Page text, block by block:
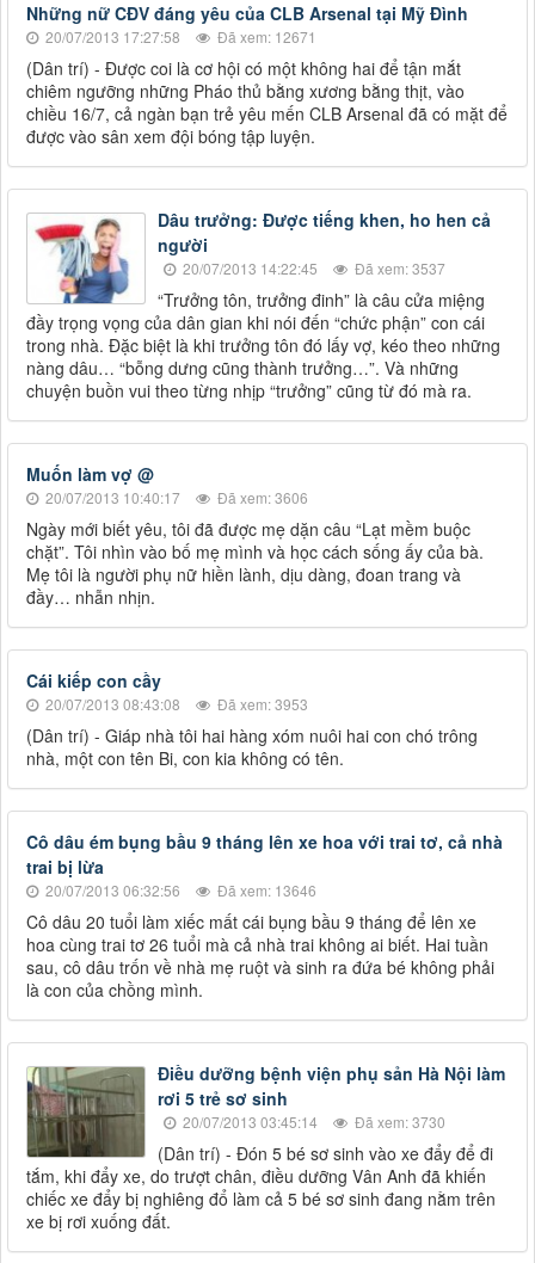
Những nữ CĐV đáng yêu của CLB Arsenal tại Mỹ Đình
20/07/2013 17:27:58 Đã xem: 12671
(Dân trí) - Được coi là cơ hội có một không hai để tận mắt
chiêm ngưỡng những Pháo thủ bằng xương bằng thịt, vào
chiều 16/7, cả ngàn bạn trẻ yêu mến CLB Arsenal đã có mặt để
được vào sân xem đội bóng tập luyện.
Dâu trưởng: Được tiếng khen, ho hen cả
người
20/07/2013 14:22:45 Đã xem: 3537
“Trưởng tôn, trưởng đinh” là câu cửa miệng
đầy trọng vọng của dân gian khi nói đến “chức phận” con cái
trong nhà. Đặc biệt là khi trưởng tôn đó lấy vợ, kéo theo những
nàng dâu… “bỗng dưng cũng thành trưởng…”. Và những
chuyện buồn vui theo từng nhịp “trưởng” cũng từ đó mà ra.
Muốn làm vợ @
20/07/2013 10:40:17 Đã xem: 3606
Ngày mới biết yêu, tôi đã được mẹ dặn câu “Lạt mềm buộc
chặt”. Tôi nhìn vào bố mẹ mình và học cách sống ấy của bà.
Mẹ tôi là người phụ nữ hiền lành, dịu dàng, đoan trang và
đầy… nhẫn nhịn.
Cái kiếp con cầy
20/07/2013 08:43:08 Đã xem: 3953
(Dân trí) - Giáp nhà tôi hai hàng xóm nuôi hai con chó trông
nhà, một con tên Bi, con kia không có tên.
Cô dâu ém bụng bầu 9 tháng lên xe hoa với trai tơ, cả nhà
trai bị lừa
20/07/2013 06:32:56 Đã xem: 13646
Cô dâu 20 tuổi làm xiếc mất cái bụng bầu 9 tháng để lên xe
hoa cùng trai tơ 26 tuổi mà cả nhà trai không ai biết. Hai tuần
sau, cô dâu trốn về nhà mẹ ruột và sinh ra đứa bé không phải
là con của chồng mình.
Điều dưỡng bệnh viện phụ sản Hà Nội làm
rơi 5 trẻ sơ sinh
20/07/2013 03:45:14 Đã xem: 3730
(Dân trí) - Đón 5 bé sơ sinh vào xe đẩy để đi
tắm, khi đẩy xe, do trượt chân, điều dưỡng Vân Anh đã khiến
chiếc xe đẩy bị nghiêng đổ làm cả 5 bé sơ sinh đang nằm trên
xe bị rơi xuống đất.